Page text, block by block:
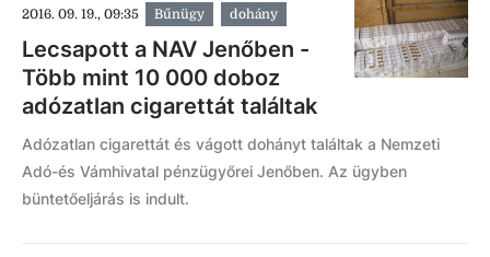
2016. 09. 19., 09:35 Bűnügy dohány
Lecsapott a NAV Jenőben -
Több mint 10 000 doboz
adózatlan cigarettát találtak
Adózatlan cigarettát és vágott dohányt találtak a Nemzeti
Adó-és Vámhivatal pénzügyőrei Jenőben. Az ügyben
büntetőeljárás is indult.